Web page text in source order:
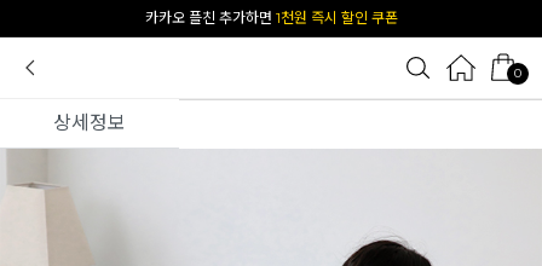
[공식몰 단독] 앱 다운받고2% 결제 할인 받기
0
상세정보